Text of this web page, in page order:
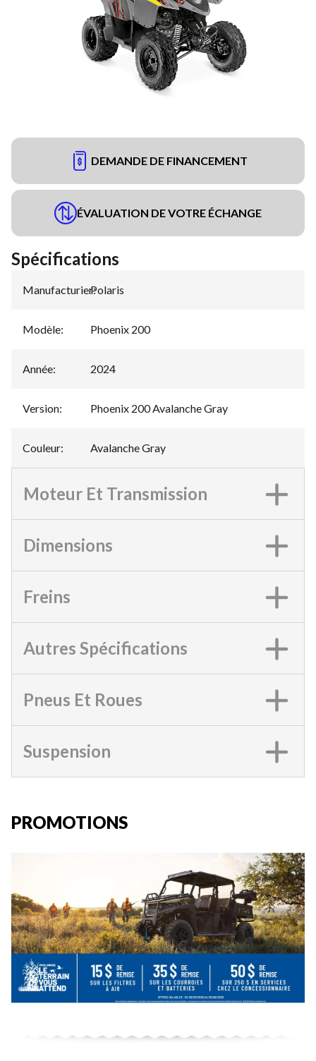
DEMANDE DE FINANCEMENT
ÉVALUATION DE VOTRE ÉCHANGE
Spécifications
Manufacturier:
Polaris
Modèle: Phoenix 200
Année: 2024
Version: Phoenix 200 Avalanche Gray
Couleur: Avalanche Gray
Moteur Et Transmission
Dimensions
Freins
Autres Spécifications
Pneus Et Roues
Suspension
PROMOTIONS